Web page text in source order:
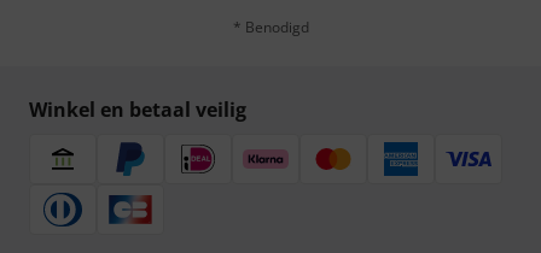
* Benodigd
Winkel en betaal veilig